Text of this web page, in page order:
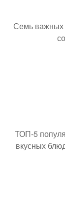
Семь важных
ТОП-5
вкусных